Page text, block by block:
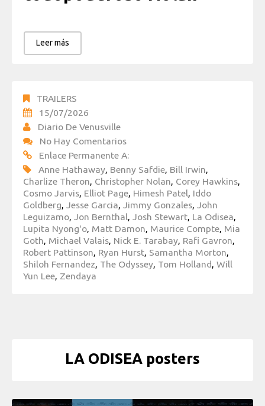
Leer más
TRAILERS
15/07/2026
Diario De Venusville
No Hay Comentarios
Enlace Permanente A:
Anne Hathaway, Benny Safdie, Bill Irwin,
Charlize Theron, Christopher Nolan, Corey Hawkins,
Cosmo Jarvis, Elliot Page, Himesh Patel, Iddo
Goldberg, Jesse Garcia, Jimmy Gonzales, John
Leguizamo, Jon Bernthal, Josh Stewart, La Odisea,
Lupita Nyong'o, Matt Damon, Maurice Compte, Mia
Goth, Michael Valais, Nick E. Tarabay, Rafi Gavron,
Robert Pattinson, Ryan Hurst, Samantha Morton,
Shiloh Fernandez, The Odyssey, Tom Holland, Will
Yun Lee, Zendaya
LA ODISEA posters